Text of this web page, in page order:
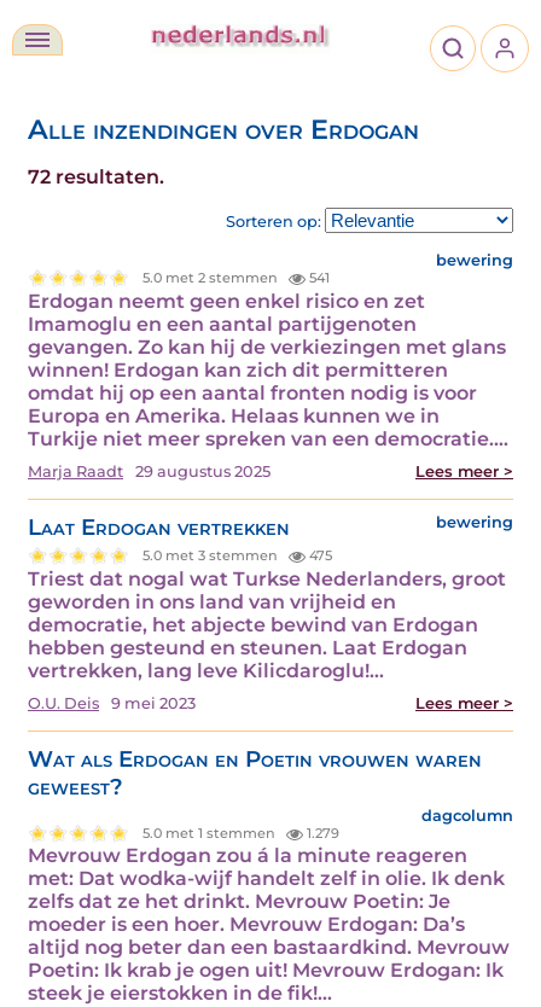
Alle inzendingen over Erdogan
72 resultaten.
Sorteren op:
bewering
5.0 met 2 stemmen 541
Erdogan neemt geen enkel risico en zet
Imamoglu en een aantal partijgenoten
gevangen. Zo kan hij de verkiezingen met glans
winnen! Erdogan kan zich dit permitteren
omdat hij op een aantal fronten nodig is voor
Europa en Amerika. Helaas kunnen we in
Turkije niet meer spreken van een democratie.…
Marja Raadt 29 augustus 2025 Lees meer >
Laat Erdogan vertrekken bewering
5.0 met 3 stemmen 475
Triest dat nogal wat Turkse Nederlanders, groot
geworden in ons land van vrijheid en
democratie, het abjecte bewind van Erdogan
hebben gesteund en steunen. Laat Erdogan
vertrekken, lang leve Kilicdaroglu!…
O.U. Deis 9 mei 2023 Lees meer >
Wat als Erdogan en Poetin vrouwen waren
geweest?
dagcolumn
5.0 met 1 stemmen 1.279
Mevrouw Erdogan zou á la minute reageren
met: Dat wodka-wijf handelt zelf in olie. Ik denk
zelfs dat ze het drinkt. Mevrouw Poetin: Je
moeder is een hoer. Mevrouw Erdogan: Da’s
altijd nog beter dan een bastaardkind. Mevrouw
Poetin: Ik krab je ogen uit! Mevrouw Erdogan: Ik
steek je eierstokken in de fik!…